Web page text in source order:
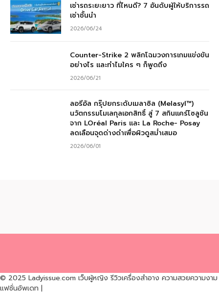
เช่ารถระยะยาว ที่ไหนดี? 7 อันดับผู้ให้บริการรถ
เช่าชั้นนำ
2026/06/24
Counter-Strike 2 พลิกโฉมวงการเกมแข่งขัน
อย่างไร และทำไมใคร ๆ ก็พูดถึง
2026/06/21
ลอรีอัล กรุ๊ปยกระดับเมลาซิล (Melasyl™)
นวัตกรรมโมเลกุลเอกสิทธิ์ สู่ 7 สกินแคร์โซลูชัน
จาก LOréal Paris และ La Roche- Posay
ลดเลือนจุดด่างดำเพื่อผิวดูสม่ำเสมอ
2026/06/01
© 2025 Ladyissue.com เว็บผู้หญิง รีวิวเครื่องสำอาง ความสวยความงาม
แฟชั่นอัพเดท |